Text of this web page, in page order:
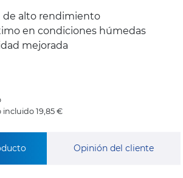
de alto rendimiento
en condiciones húmedas
mejorada
19,85 €
Opinión del cliente